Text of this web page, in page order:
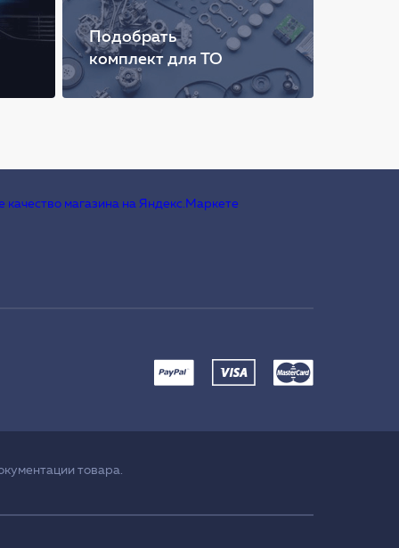
Подобрать
комплект для ТО
товара.